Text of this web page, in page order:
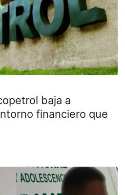
baja a
financiero que